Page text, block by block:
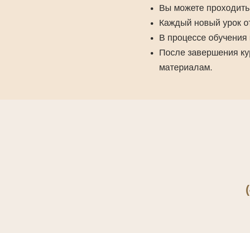
Вы можете
Каждый новый урок
В процессе
После завершения
материалам.